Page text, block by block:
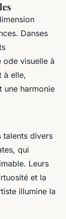
Danses
ode visuelle à
à elle,
une harmonie
talents divers
qui
Leurs
et la
illumine la